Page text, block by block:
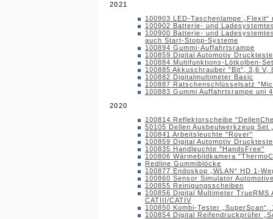
2021
100903 LED-Taschenlampe „Flexit“
100902 Batterie- und
100900 Batterie- und
auch Start-Stopp-Systeme
100894 Gummi-Auffahrtsrampe
100859 Digital Automotiv
100884 Multifunktions-Lötkolben-
100885 Akkuschrauber "Bit", 3,6 V,
100882 Digitalmultimeter Basic
100887 Ratschenschlüsselsatz
100883 Gummi Auffahrtsrampe uni
2020
100814 Reflektorscheibe
50105 Dellen Ausbeulwerkzeug Set
100841 Arbeitsleuchte "Rover"
100859 Digital Automotiv
100835 Handleuchte "HandsFree"
100806 Wärmebildkamera
Redline Gummiblöcke
100877 Endoskop „WLAN“ HD 1-
100860 Sensor Simulator
100855 Reinigungsscheiben
100856 Digital Multimeter TrueRMS
CATIII/CATIV
100850 Kombi-Tester „SuperScan“,
100854 Digital Reifendruckprüfer